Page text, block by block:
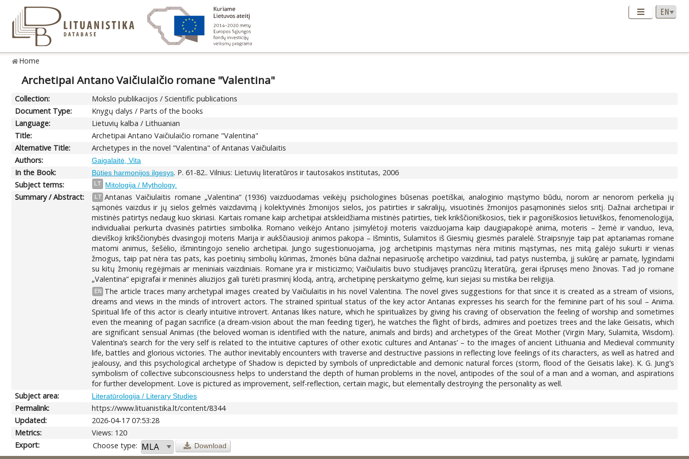
Home
Archetipai Antano Vaičiulaičio romane "Valentina"
Collection:
Mokslo publikacijos / Scientific publications
Document Type:
Knygų dalys / Parts of the books
Language:
Lietuvių kalba / Lithuanian
Title:
Archetipai Antano Vaičiulaičio romane "Valentina"
Alternative Title:
Archetypes in the novel "Valentina" of Antanas Vaičiulaitis
Authors:
Gaigalaitė, Vita
In the Book: Būties harmonijos ilgesys. P. 61-82.. Vilnius: Lietuvių literatūros ir tautosakos institutas, 2006
Subject terms:
LT Mitologija / Mythology.
Summary / Abstract: LT Antanas Vaičiulaitis romane „Valentina“ (1936) vaizduodamas veikėjų psichologines būsenas poetiškai, analoginio mąstymo būdu, norom ar nenorom perkelia jų
sąmonės vaizdus ir jų sielos gelmės vaizdavimą į kolektyvinės žmonijos sielos, jos patirties ir sakralijų, visuotinės žmonijos pasąmoninės sielos sritį. Dažnai archetipai ir
mistinės patirtys nedaug kuo skiriasi. Kartais romane kaip archetipai atskleidžiama mistinės patirties, tiek krikščioniškosios, tiek ir pagoniškosios lietuviškos, fenomenologija,
individualiai perkurta dvasinės patirties simbolika. Romano veikėjo Antano įsimylėtoji moteris vaizduojama kaip daugiapakopė anima, moteris – žemė ir vanduo, Ieva,
dieviškoji krikščionybės dvasingoji moteris Marija ir aukščiausioji animos pakopa – Išmintis, Sulamitos iš Giesmių giesmės paralelė. Straipsnyje taip pat aptariamas romane
matomi animus, šešėlio, išmintingojo senelio archetipai. Jungo sugestionuojama, jog archetipinis mąstymas nėra mitinis mąstymas, nes mitą galėjo sukurti ir vienas
žmogus, taip pat nėra tas pats, kas poetinių simbolių kūrimas, žmonės būna dažnai nepasiruošę archetipo vaizdiniui, tad patys nustemba, jį sukūrę ar pamatę, lygindami
su kitų žmonių regėjimais ar meniniais vaizdiniais. Romane yra ir misticizmo; Vaičiulaitis buvo studijavęs prancūzų literatūrą, gerai išprusęs meno žinovas. Tad jo romane
„Valentina“ epigrafai ir meninės aliuzijos gali turėti prasminį klodą, antrą, archetipinę perskaitymo gelmę, kuri siejasi su mistika bei religija.
EN
The article traces many archetypal images created by Vaičiulaitis in his novel Valentina. The novel gives suggestions for that since it is created as a stream of visions,
dreams and views in the minds of introvert actors. The strained spiritual status of the key actor Antanas expresses his search for the feminine part of his soul – Anima.
Spiritual life of this actor is clearly intuitive introvert. Antanas likes nature, which he spiritualizes by giving his craving of observation the feeling of worship and sometimes
even the meaning of pagan sacrifice (a dream-vision about the man feeding tiger), he watches the flight of birds, admires and poetizes trees and the lake Geisatis, which
are significant sensual Animas (the beloved woman is identified with the nature, animals and birds) and archetypes of the Great Mother (Virgin Mary, Sulamita, Wisdom).
Valentina’s search for the very self is related to the intuitive captures of other exotic cultures and Antanas’ – to the images of ancient Lithuania and Medieval community
life, battles and glorious victories. The author inevitably encounters with traverse and destructive passions in reflecting love feelings of its characters, as well as hatred and
jealousy, and this psychological archetype of Shadow is depicted by symbols of unpredictable and demonic natural forces (storm, flood of the Geisatis lake). K. G. Jung’s
symbolism of collective subconsciousness helps to understand the depth of human problems in the novel, antipodes of the soul of a man and a woman, and aspirations
for further development. Love is pictured as improvement, self-reflection, certain magic, but elementally destroying the personality as well.
Subject area:
Literatūrologija / Literary Studies
Permalink:
https://www.lituanistika.lt/content/8344
Updated:
2026-04-17 07:53:28
Metrics:
Views: 120
Export:
Choose type: Download